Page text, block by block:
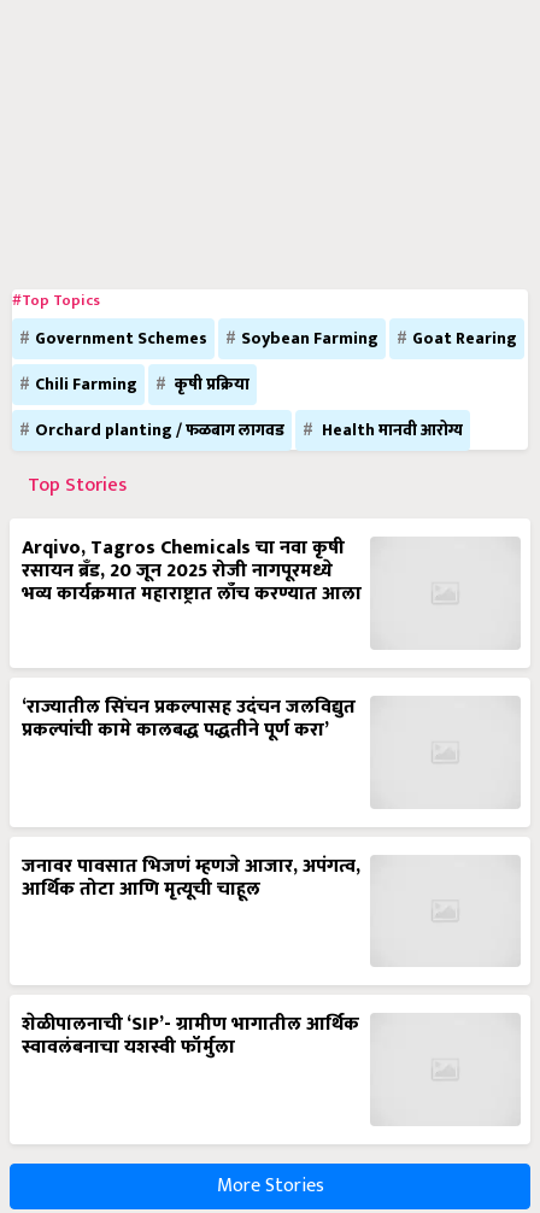
#Top Topics
Government Schemes Soybean Farming
Goat Rearing
Chili Farming
कृषी प्रक्रिया
Orchard planting / फळबाग लागवड
Health मानवी आरोग्य
Top Stories
Arqivo, Tagros Chemicals चा नवा कृषी
रसायन ब्रँड, 20 जून 2025 रोजी नागपूरमध्ये
भव्य कार्यक्रमात महाराष्ट्रात लाँच करण्यात आला
‘राज्यातील सिंचन प्रकल्पासह उदंचन जलविद्युत
प्रकल्पांची कामे कालबद्ध पद्धतीने पूर्ण करा’
जनावर पावसात भिजणं म्हणजे आजार, अपंगत्व,
आर्थिक तोटा आणि मृत्यूची चाहूल
शेळीपालनाची ‘SIP’- ग्रामीण भागातील आर्थिक
स्वावलंबनाचा यशस्वी फॉर्मुला
More Stories